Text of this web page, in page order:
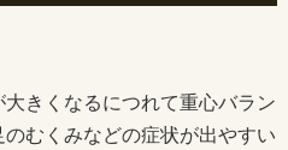
きくなるにつれて重心バラン
むくみなどの症状が出やすい